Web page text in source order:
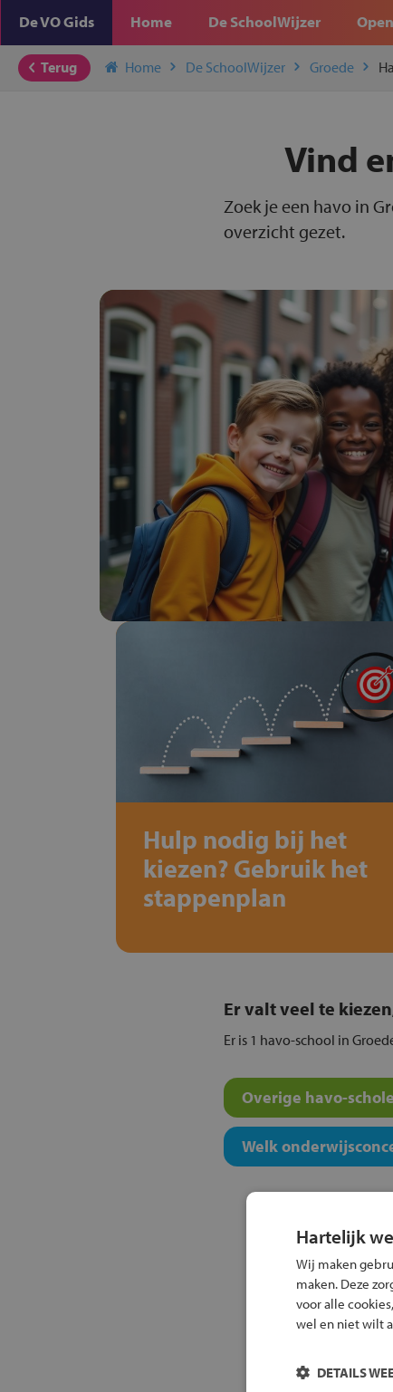
De VO Gids Home De SchoolWijzer
Terug Home De SchoolWijzer Groede
Vind
Zoek je een havo in
overzicht gezet.
Hulp nodig bij het
kiezen? Gebruik het
stappenplan
Er valt veel te
Er is 1 havo-school in
Overige havo-
Welk
Hartelijk
Wij maken
maken. Deze
voor alle
wel en niet wilt
DETAILS